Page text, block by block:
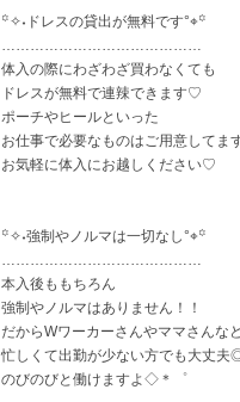
꙳✧˖ドレスの貸出が無料です°⌖꙳
……………………………………
体入の際にわざわざ買わなくても
ドレスが無料で連辣できます♡
ポーチやヒールといった
お仕事で必要なものはご用意してま
お気軽に体入にお越しください♡
꙳✧˖強制やノルマは一切なし°⌖꙳
……………………………………
本入後ももちろん
強制やノルマはありません！！
だからWワーカーさんやママさんな
忙しくて出勤が少ない方でも大丈夫
のびのびと働けますよ◇＊゜